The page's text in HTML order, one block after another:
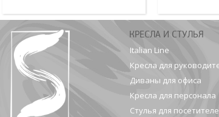
КРЕСЛА И СТУЛЬЯ
Italian Line
Кресла для
Диваны для офиса
Кресла для персонала
Стулья для